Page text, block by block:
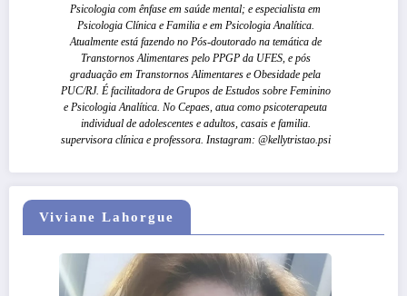
Psicologia com ênfase em saúde mental; e especialista em
Psicologia Clínica e Familia e em Psicologia Analítica.
Atualmente está fazendo no Pós-doutorado na temática de
Transtornos Alimentares pelo PPGP da UFES, e pós
graduação em Transtornos Alimentares e Obesidade pela
PUC/RJ. É facilitadora de Grupos de Estudos sobre Feminino
e Psicologia Analítica. No Cepaes, atua como psicoterapeuta
individual de adolescentes e adultos, casais e familia.
supervisora clínica e professora. Instagram: @kellytristao.psi
Viviane Lahorgue